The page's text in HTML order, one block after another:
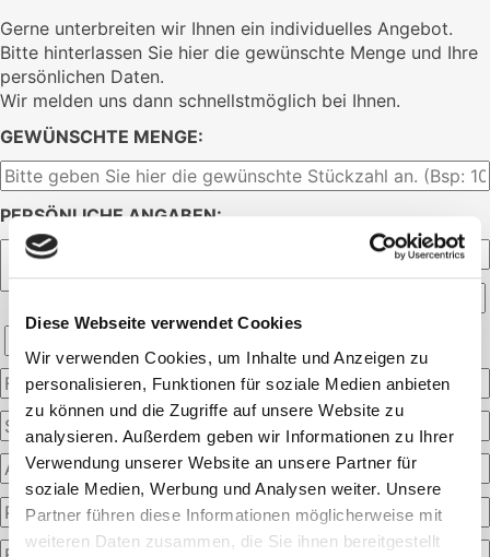
Diese Webseite verwendet Cookies
Wir verwenden Cookies, um Inhalte und Anzeigen zu
personalisieren, Funktionen für soziale Medien anbieten
zu können und die Zugriffe auf unsere Website zu
analysieren. Außerdem geben wir Informationen zu Ihrer
Verwendung unserer Website an unsere Partner für
soziale Medien, Werbung und Analysen weiter. Unsere
Partner führen diese Informationen möglicherweise mit
weiteren Daten zusammen, die Sie ihnen bereitgestellt
Gerne unterbreiten wir Ihnen ein individuelles Angebot.
Bitte hinterlassen Sie hier die gewünschte Menge und Ihre
persönlichen Daten.
Wir melden uns dann schnellstmöglich bei Ihnen.
GEWÜNSCHTE MENGE:
PERSÖNLICHE ANGABEN: